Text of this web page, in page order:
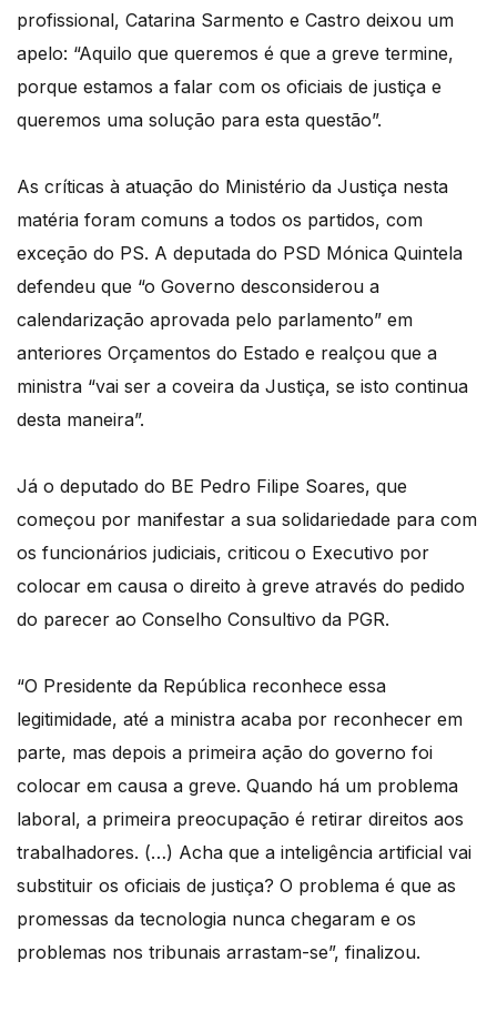
profissional, Catarina Sarmento e Castro deixou um
apelo: “Aquilo que queremos é que a greve termine,
porque estamos a falar com os oficiais de justiça e
queremos uma solução para esta questão”.
As críticas à atuação do Ministério da Justiça nesta
matéria foram comuns a todos os partidos, com
exceção do PS. A deputada do PSD Mónica Quintela
defendeu que “o Governo desconsiderou a
calendarização aprovada pelo parlamento” em
anteriores Orçamentos do Estado e realçou que a
ministra “vai ser a coveira da Justiça, se isto continua
desta maneira”.
Já o deputado do BE Pedro Filipe Soares, que
começou por manifestar a sua solidariedade para com
os funcionários judiciais, criticou o Executivo por
colocar em causa o direito à greve através do pedido
do parecer ao Conselho Consultivo da PGR.
“O Presidente da República reconhece essa
legitimidade, até a ministra acaba por reconhecer em
parte, mas depois a primeira ação do governo foi
colocar em causa a greve. Quando há um problema
laboral, a primeira preocupação é retirar direitos aos
trabalhadores. (…) Acha que a inteligência artificial vai
substituir os oficiais de justiça? O problema é que as
promessas da tecnologia nunca chegaram e os
problemas nos tribunais arrastam-se”, finalizou.